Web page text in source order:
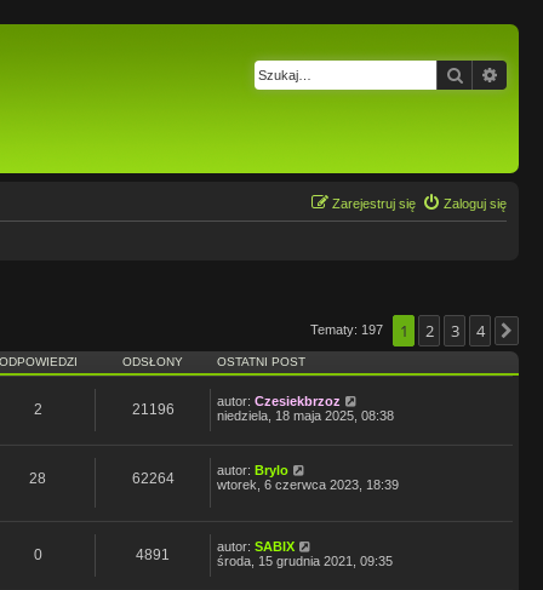
Szukaj
Zaloguj się
Zarejestruj się
Tematy: 197 1 2 3 4
ODSŁONY OSTATNI POST
2 21196 autor: Czesiekbrzoz
niedziela, 18 maja 2025, 08:38
28 62264 autor: Brylo
wtorek, 6 czerwca 2023, 18:39
0 4891 autor: SABIX
środa, 15 grudnia 2021, 09:35